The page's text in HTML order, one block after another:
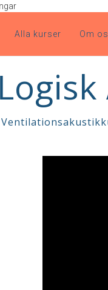
Alla kurser Om